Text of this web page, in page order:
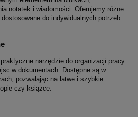
notatek i wiadomości. Oferujemy różne
do indywidualnych potrzeb
narzędzie do organizacji pracy
w dokumentach. Dostępne są w
pozwalając na łatwe i szybkie
czy książce.